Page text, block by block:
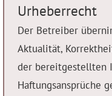
Urheberrecht
Der Betreiber
Aktualität,
der bereitgestellten
Haftungsansprüche